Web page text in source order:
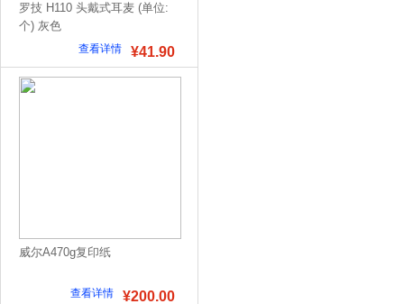
罗技 H110 头戴式耳麦 (单位:
个) 灰色
¥41.90
查看详情
威尔A470g复印纸
¥200.00
查看详情